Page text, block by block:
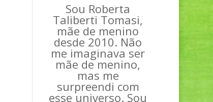
Sou Roberta
Taliberti Tomasi,
mãe de menino
desde 2010. Não
me imaginava ser
mãe de menino,
mas me
surpreendi com
esse universo. Sou